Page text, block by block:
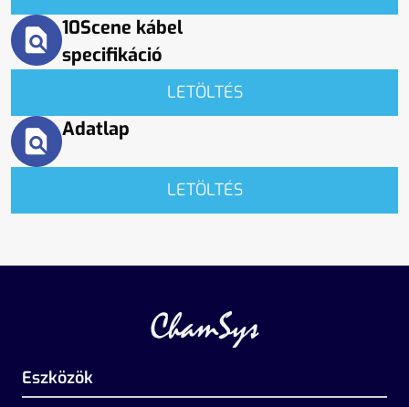
10Scene kábel
specifikáció
LETÖLTÉS
Adatlap
LETÖLTÉS
Eszközök